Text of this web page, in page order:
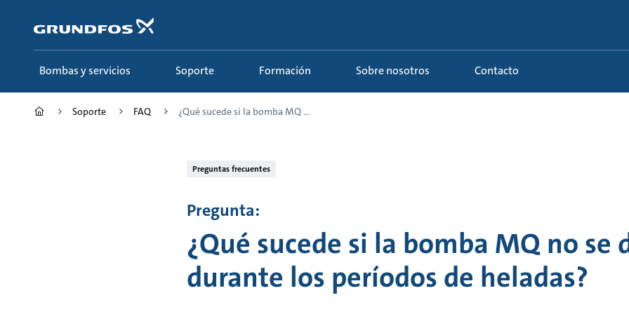
contenido
principal
Bombas y servicios Soporte Formación Sobre nosotros Contacto
Soporte FAQ ¿Qué sucede si la bomba MQ ...
Preguntas frecuentes
Pregunta:
¿Qué sucede si la bomba MQ no se
durante los períodos de heladas?